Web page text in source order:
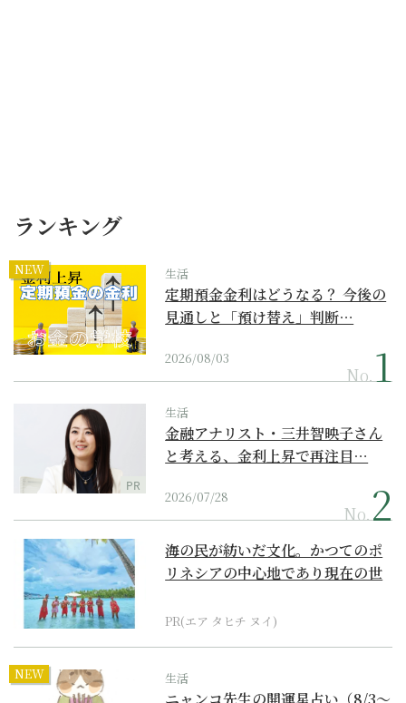
ランキング
NEW 生活
定期預金金利はどうなる？ 今後の
見通しと「預け替え」判断…
2026/08/03
No.
PR
生活
金融アナリスト・三井智映子さん
と考える、金利上昇で再注目…
2026/07/28
No.
海の民が紡いだ文化。かつてのポ
リネシアの中心地であり現在の世
PR(エア タヒチ ヌイ)
NEW 生活
ニャンコ先生の開運星占い（8/3～